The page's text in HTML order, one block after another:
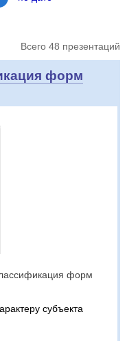
Всего 48 презентаций
форм
форм
субъекта